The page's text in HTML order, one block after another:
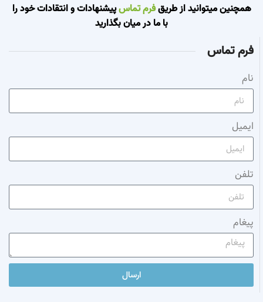
همچنین میتوانید از طریقفرم تماسپیشنهادات و انتقادات خود را
با ما در میان بگذارید
فرم تماس
نام
ایمیل
تلفن
پیغام
ارسال